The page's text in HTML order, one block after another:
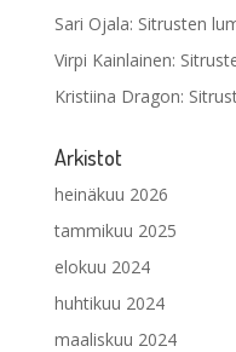
Sari Ojala: Sitrusten
Virpi Kainlainen:
Kristiina Dragon:
Arkistot
heinäkuu 2026
tammikuu 2025
elokuu 2024
huhtikuu 2024
maaliskuu 2024